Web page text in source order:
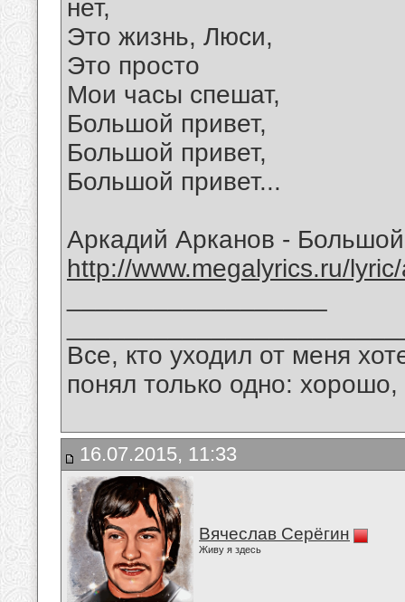
нет,
Это жизнь, Люси,
Это просто
Мои часы спешат,
Большой привет,
Большой привет,
Большой привет...
Аркадий Арканов -
http://www.megalyrics.ru/
Все, кто уходил от меня
понял только одно:
16.07.2015, 11:33
Вячеслав Серёгин
Живу я здесь